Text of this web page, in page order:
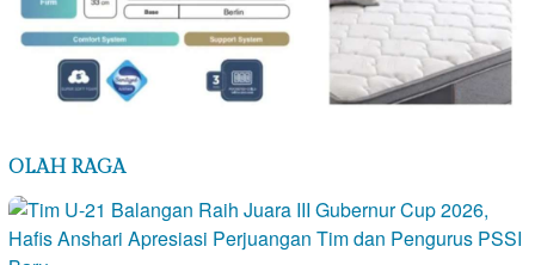
OLAH RAGA